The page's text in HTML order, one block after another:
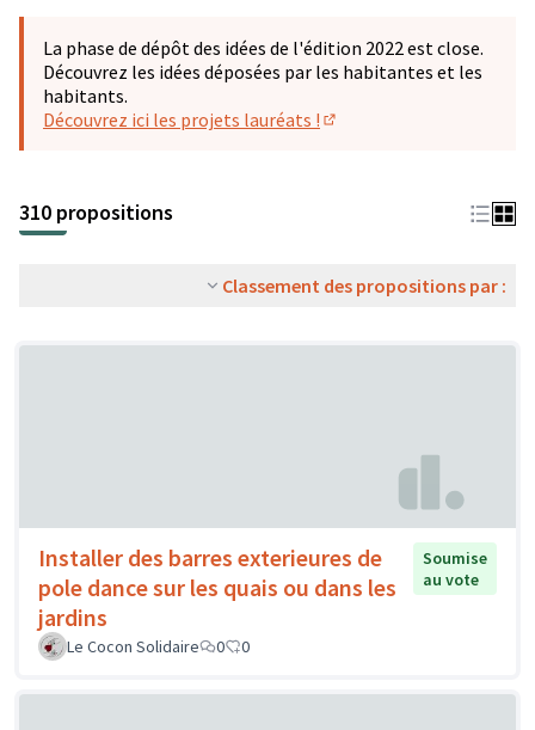
La phase de dépôt des idées de l'édition 2022 est close.
Découvrez les idées déposées par les habitantes et les
habitants.
Découvrez ici les projets lauréats !
310 propositions
Classement des propositions par :
Installer des barres exterieures de
pole dance sur les quais ou dans les
jardins
Soumise
au vote
Le Cocon Solidaire 0 0